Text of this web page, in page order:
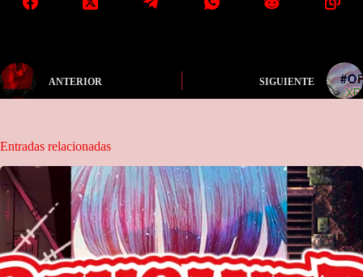
ANTERIOR SIGUIENTE
Entradas relacionadas